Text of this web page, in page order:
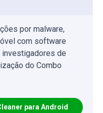
por malware,
com software
de
do Combo
para Android